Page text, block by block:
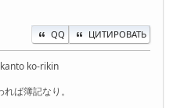
QQ ЦИТИРОВАТЬ
ko-rikin
ば簿記なり。